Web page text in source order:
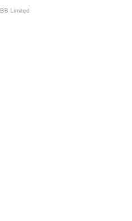
Limited